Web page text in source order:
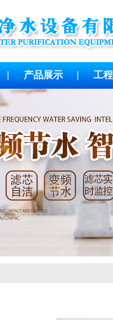
产品展示 工